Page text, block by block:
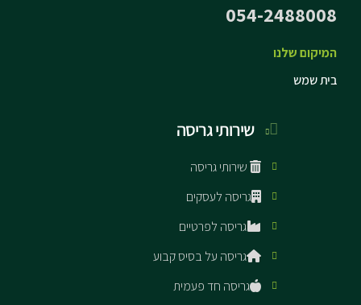
054-2488008
המיקום שלנו
בית שמש
שירותי גריסה
שירותי גריסה
גריסה לעסקים
גריסה לפרטיים
גריסה על בסיס קבוע
גריסה חד פעמית